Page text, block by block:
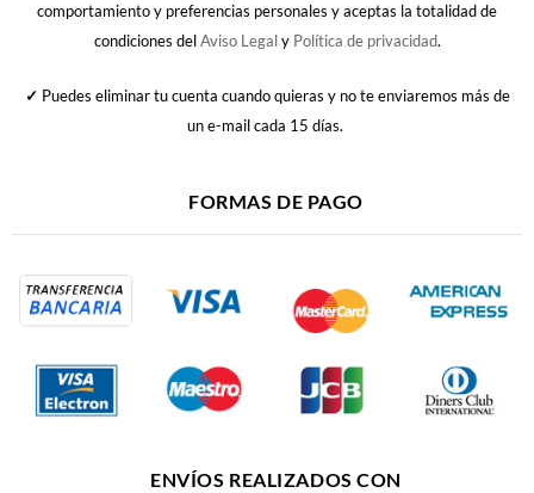
comportamiento y preferencias personales y aceptas la totalidad de
condiciones delAviso Legaly Política de privacidad.
✓ Puedes eliminar tu cuenta cuando quieras y no te enviaremos más de
un e-mail cada 15 días.
FORMAS DE PAGO
ENVÍOS REALIZADOS CON